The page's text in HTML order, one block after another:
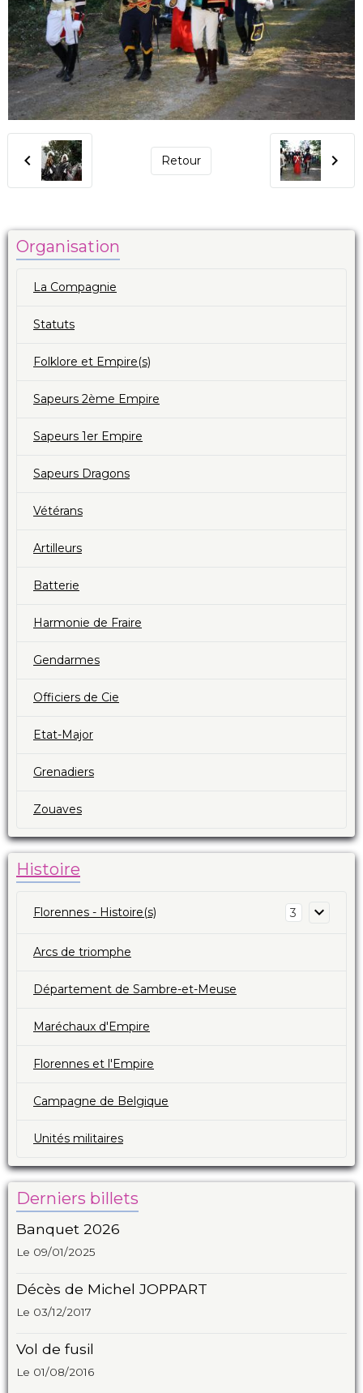
Retour
Organisation
La Compagnie
Statuts
Folklore et Empire(s)
Sapeurs 2ème Empire
Sapeurs 1er Empire
Sapeurs Dragons
Vétérans
Artilleurs
Batterie
Harmonie de Fraire
Gendarmes
Officiers de Cie
Etat-Major
Grenadiers
Zouaves
Histoire
Florennes - Histoire(s) 3
Arcs de triomphe
Département de Sambre-et-Meuse
Maréchaux d'Empire
Florennes et l'Empire
Campagne de Belgique
Unités militaires
Derniers billets
Banquet 2026
Le 09/01/2025
Décès de Michel JOPPART
Le 03/12/2017
Vol de fusil
Le 01/08/2016